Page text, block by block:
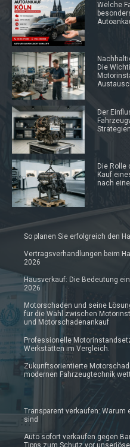
Welche
Die
Der
Die Rolle
Kauf
nach
So planen Sie erfolgreich den
Vertragsverhandlungen beim
2026
Hausverkauf: Die Bedeutung
2026
Motorschaden und seine
für die Wahl zwischen
und Motorschadenankauf
Professionelle
Werkstätten im Vergleich.
Zukunftsorientierte
modernen Fahrzeugtechnik
Transparent verkaufen:
sind
Auto sofort verkaufen gegen
Tipps zum Schutz vor